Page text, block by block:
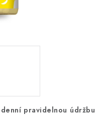
pravidelnou údržbu